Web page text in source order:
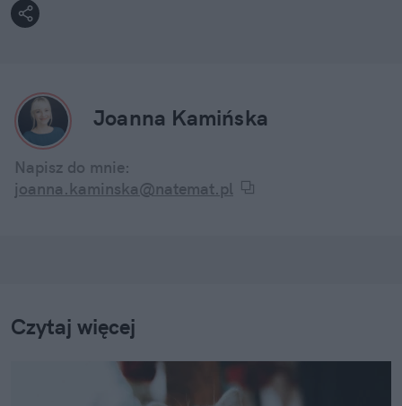
Joanna Kamińska
Napisz do mnie:
joanna.kaminska@natemat.pl
Czytaj więcej